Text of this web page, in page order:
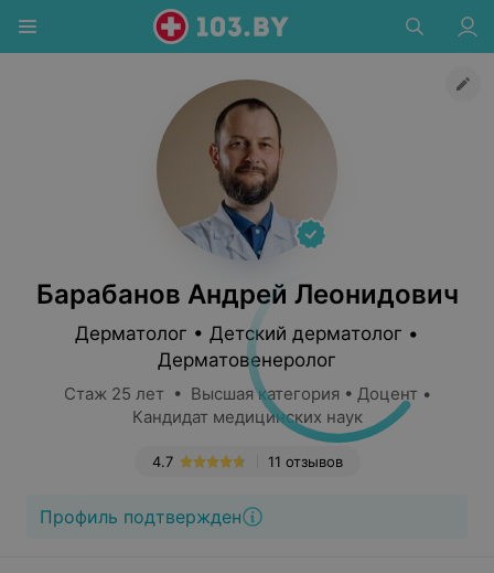
Барабанов Андрей Леонидович
Дерматолог • Детский дерматолог •
Дерматовенеролог
Стаж 25 лет • Высшая категория • Доцент •
Кандидат медицинских наук
11 отзывов
4.7
Профиль подтвержден